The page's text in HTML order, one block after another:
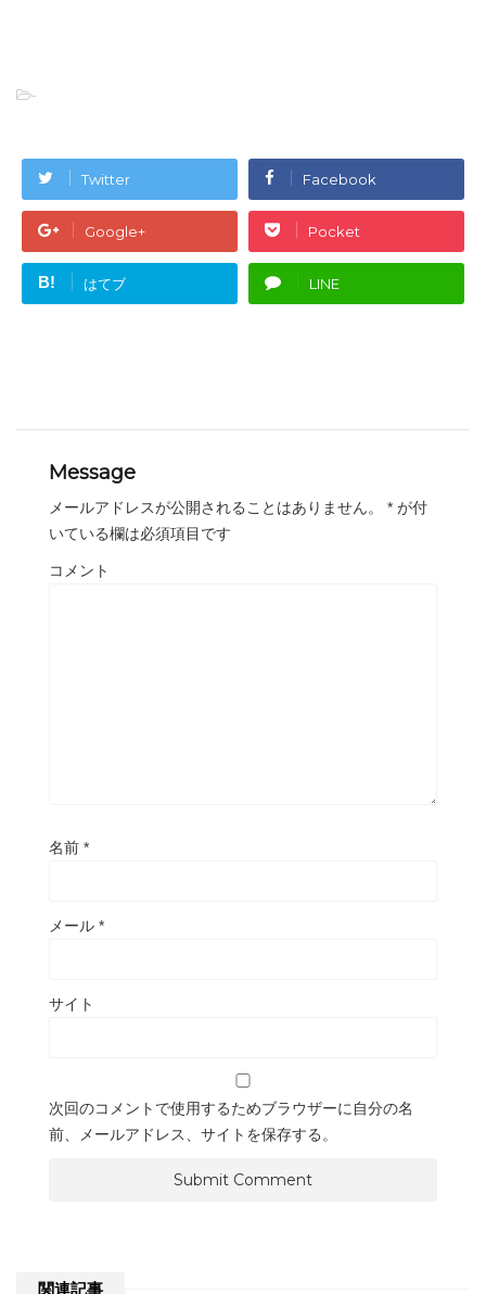
-
Twitter Facebook
Google+ Pocket
B! はてブ LINE
Message
メールアドレスが公開されることはありません。 * が付
いている欄は必須項目です
コメント
名前 *
メール *
サイト
次回のコメントで使用するためブラウザーに自分の名
前、メールアドレス、サイトを保存する。
関連記事